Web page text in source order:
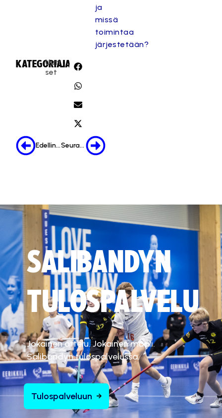
ja
missä
toimintaa
järjestetään?
KATEGORIA:
Uuti
set
JAA:
Edellinen Seuraava
SALIBANDYN
TULOSPALVELU
Jokainen ottelu. Jokainen maali.
Salibandyn tulospalvelussa.
Tulospalveluun